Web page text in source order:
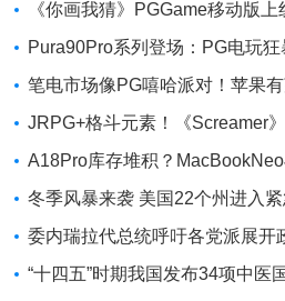
《你画我猜》PGGame移动版上
平台互动新玩法
Pura90Pro系列登场：PG电玩
旗舰性能升级
笔电市场像PG嘻哈派对！苹果
尔进前三
JRPG+格斗元素！《Screamer
讯手游新焦点
A18Pro库存堆积？
火焰狂潮意外同框
冬季风暴来袭 美国22个州进入
委内瑞拉代总统呼吁各党派展开
“十四五”时期我国发布34项中医